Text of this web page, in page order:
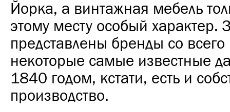
Йорка, а винтажная мебель
этому месту особый характер.
представлены бренды со
некоторые самые известные
1840 годом, кстати, есть и
производство.